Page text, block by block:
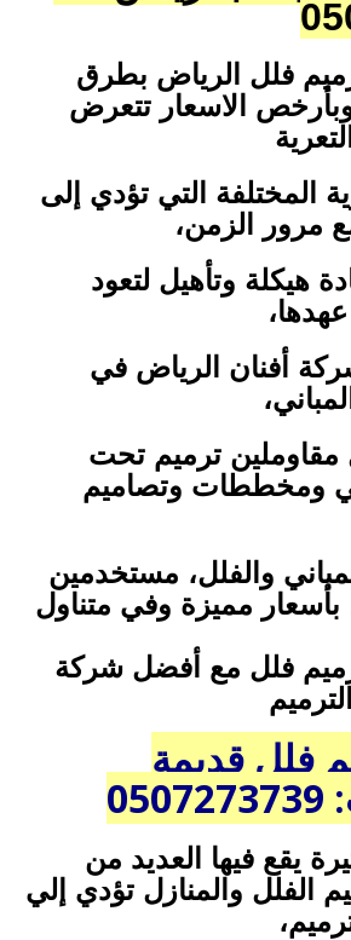
فلل الرياض بطرق
الاسعار تتعرض
المختلفة التي تؤدي إلى
مرور الزمن،
هيكلة وتأهيل لتعود
أفنان الرياض في
مقاوملين ترميم تحت
ومخططات وتصاميم
والفلل، مستخدمين
بأسعار مميزة وفي متناول
فلل مع أفضل شركة
فلل قديمة
يقع فيها العديد من
الفلل والمنازل تؤدي إلي